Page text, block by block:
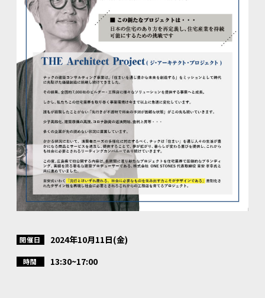
開催日 2024年10月11日(金)
時間 13:30~17:00